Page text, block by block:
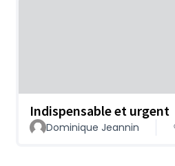
Indispensable et urgent
Dominique Jeannin